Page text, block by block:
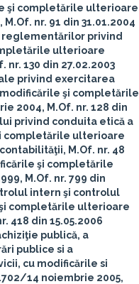
şi completările ulterioare
nr. 91 din 31.01.2004
privind
ulterioare
nr. 130 din 27.02.2003
privind exercitarea
şi completările
2004, M.Of. nr. 128 din
privind conduita etică a
completările ulterioare
M.Of. nr. 48
şi completările
M.Of. nr. 799 din
intern şi controlul
completările ulterioare
418 din 15.05.2006
publică, a
publice si a
cu modificările si
14 noiembrie 2005,